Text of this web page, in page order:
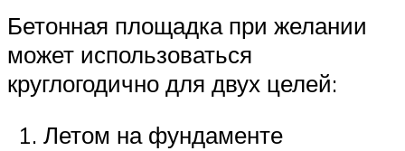
Бетонная площадка при желании
может использоваться
круглогодично для двух целей:
Летом на фундаменте